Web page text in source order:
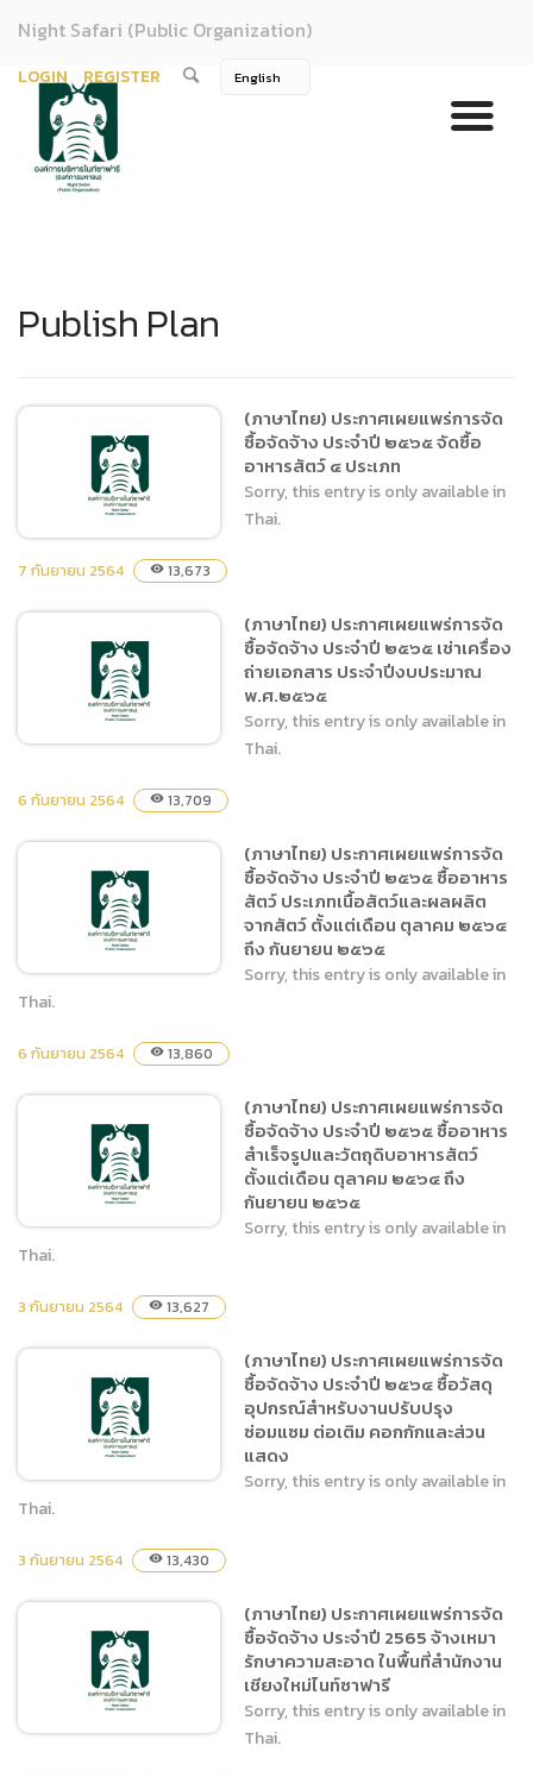
Night Safari (Public Organization)
LOGIN REGISTER
Publish Plan
(ภาษาไทย) ประกาศเผยแพร่
การจัดซื้อจัดจ้าง ประจำปี
๒๕๖๕ จัดซื้ออาหารสัตว์ ๔
(ภาษาไทย) ประกาศเผยแพร่การจัด
ซื้อจัดจ้าง ประจำปี ๒๕๖๕ จัดซื้อ
อาหารสัตว์ ๔ ประเภท
Sorry, this entry is only available in
Thai.
7 กันยายน 2564 visibility 13,673
การจัดซื้อจัดจ้าง ประจำปี
๒๕๖๕ เช่าเครื่องถ่ายเอกสาร
ประจำปีงบประมาณ
พ.ศ.๒๕๖๕
(ภาษาไทย) ประกาศเผยแพร่การจัด
ซื้อจัดจ้าง ประจำปี ๒๕๖๕ เช่าเครื่อง
ถ่ายเอกสาร ประจำปีงบประมาณ
พ.ศ.๒๕๖๕
Sorry, this entry is only available in
Thai.
6 กันยายน 2564 visibility 13,709
(ภาษาไทย) ประกาศเผยแพร่
เนื้อสัตว์และผลผลิตจากสัตว์
ตั้งแต่เดือน ตุลาคม ๒๕๖๔ ถึง
กันยายน ๒๕๖๕
(ภาษาไทย) ประกาศเผยแพร่การจัด
ซื้อจัดจ้าง ประจำปี ๒๕๖๕ ซื้ออาหาร
สัตว์ ประเภทเนื้อสัตว์และผลผลิต
จากสัตว์ ตั้งแต่เดือน ตุลาคม ๒๕๖๔
ถึง กันยายน ๒๕๖๕
Sorry, this entry is only available in
Thai.
6 กันยายน 2564 visibility 13,860
(ภาษาไทย) ประกาศเผยแพร่
วัตถุดิบอาหารสัตว์ ตั้งแต่
เดือน ตุลาคม ๒๕๖๔ ถึง
กันยายน ๒๕๖๕
(ภาษาไทย) ประกาศเผยแพร่การจัด
ซื้อจัดจ้าง ประจำปี ๒๕๖๕ ซื้ออาหาร
สำเร็จรูปและวัตถุดิบอาหารสัตว์
ตั้งแต่เดือน ตุลาคม ๒๕๖๔ ถึง
กันยายน ๒๕๖๕
Sorry, this entry is only available in
Thai.
3 กันยายน 2564 visibility 13,627
(ภาษาไทย) ประกาศเผยแพร่
งานปรับปรุง ซ่อมแซม ต่อเติม
คอกกักและส่วนแสดง
(ภาษาไทย) ประกาศเผยแพร่การจัด
ซื้อจัดจ้าง ประจำปี ๒๕๖๔ ซื้อวัสดุ
อุปกรณ์สำหรับงานปรับปรุง
ซ่อมแซม ต่อเติม คอกกักและส่วน
แสดง
Sorry, this entry is only available in
Thai.
3 กันยายน 2564 visibility 13,430
(ภาษาไทย) ประกาศเผยแพร่การจัด
ซื้อจัดจ้าง ประจำปี 2565 จ้างเหมา
รักษาความสะอาด ในพื้นที่สำนักงาน
เชียงใหม่ไนท์ซาฟารี
Sorry, this entry is only available in
Thai.